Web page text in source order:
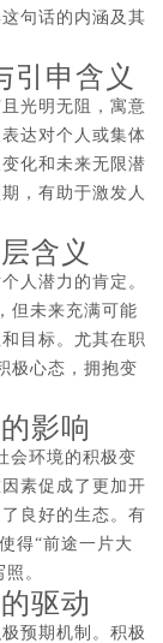
句话的内涵及其
引申含义
光明无阻，寓意
达对个人或集体
化和未来无限潜
，有助于激发人
含义
人潜力的肯定。
但未来充满可能
目标。尤其在职
极心态，拥抱变
影响
会环境的积极变
素促成了更加开
良好的生态。有
得“前途一片大
。
驱动
预期机制。积极